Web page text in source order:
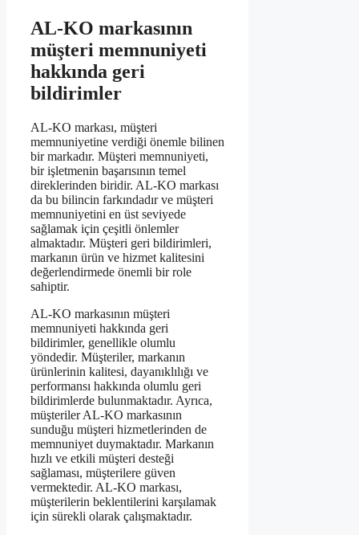
AL-KO markasının
müşteri memnuniyeti
hakkında geri
bildirimler
AL-KO markası, müşteri
memnuniyetine verdiği önemle bilinen
bir markadır. Müşteri memnuniyeti,
bir işletmenin başarısının temel
direklerinden biridir. AL-KO markası
da bu bilincin farkındadır ve müşteri
memnuniyetini en üst seviyede
sağlamak için çeşitli önlemler
almaktadır. Müşteri geri bildirimleri,
markanın ürün ve hizmet kalitesini
değerlendirmede önemli bir role
sahiptir.
AL-KO markasının müşteri
memnuniyeti hakkında geri
bildirimler, genellikle olumlu
yöndedir. Müşteriler, markanın
ürünlerinin kalitesi, dayanıklılığı ve
performansı hakkında olumlu geri
bildirimlerde bulunmaktadır. Ayrıca,
müşteriler AL-KO markasının
sunduğu müşteri hizmetlerinden de
memnuniyet duymaktadır. Markanın
hızlı ve etkili müşteri desteği
sağlaması, müşterilere güven
vermektedir. AL-KO markası,
müşterilerin beklentilerini karşılamak
için sürekli olarak çalışmaktadır.